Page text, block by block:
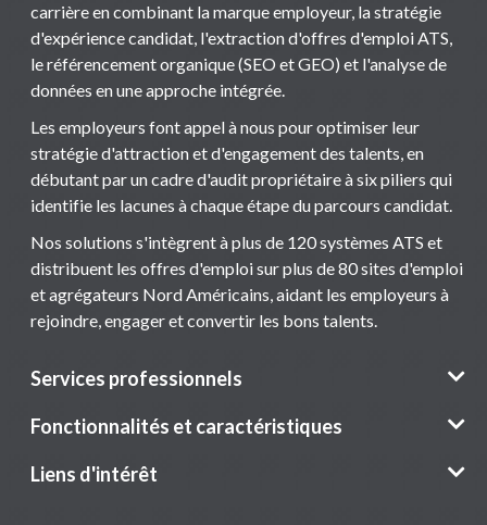
carrière en combinant la marque employeur, la stratégie
d'expérience candidat, l'extraction d'offres d'emploi ATS,
le référencement organique (SEO et GEO) et l'analyse de
données en une approche intégrée.
Les employeurs font appel à nous pour optimiser leur
stratégie d'attraction et d'engagement des talents, en
débutant par un cadre d'audit propriétaire à six piliers qui
identifie les lacunes à chaque étape du parcours candidat.
Nos solutions s'intègrent à plus de 120 systèmes ATS et
distribuent les offres d'emploi sur plus de 80 sites d'emploi
et agrégateurs Nord Américains, aidant les employeurs à
rejoindre, engager et convertir les bons talents.
Services professionnels
Fonctionnalités et caractéristiques
Liens d'intérêt